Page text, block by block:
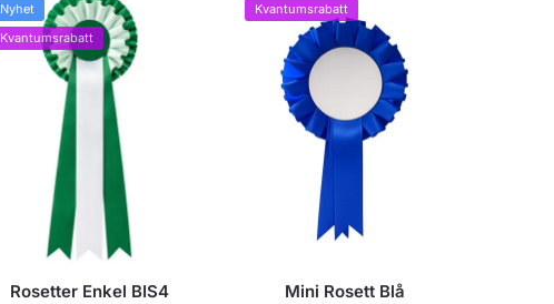
Nyhet
Kvantumsrabatt
Rosetter Enkel BIS4
Kvantumsrabatt
Mini Rosett Blå